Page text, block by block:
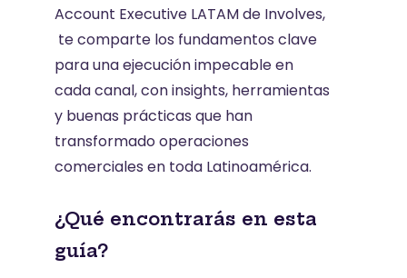
Account Executive LATAM de Involves,
te comparte los fundamentos clave
para una ejecución impecable en
cada canal, con insights, herramientas
y buenas prácticas que han
transformado operaciones
comerciales en toda Latinoamérica.
¿Qué encontrarás en esta
guía?